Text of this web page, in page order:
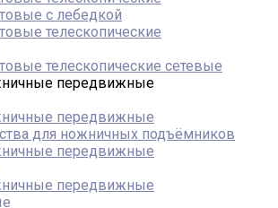
с лебедкой
телескопические
телескопические сетевые
передвижные
передвижные
для ножничных подъёмников
передвижные
передвижные